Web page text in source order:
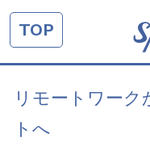
TOP
リモートワーク
トへ